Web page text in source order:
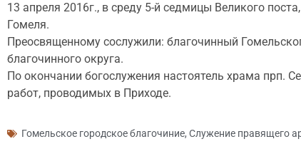
13 апреля 2016г., в среду 5-й седмицы Великого
Гомеля.
Преосвященному сослужили: благочинный
благочинного округа.
По окончании богослужения настоятель храма прп.
работ, проводимых в Приходе.
Гомельское городское благочиние, Служение правящего